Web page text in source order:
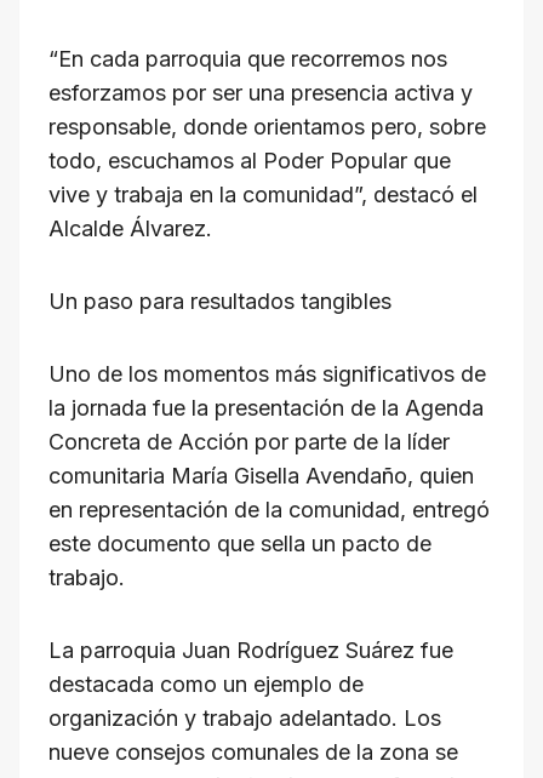
“En cada parroquia que recorremos nos
esforzamos por ser una presencia activa y
responsable, donde orientamos pero, sobre
todo, escuchamos al Poder Popular que
vive y trabaja en la comunidad”, destacó el
Alcalde Álvarez.
Un paso para resultados tangibles
Uno de los momentos más significativos de
la jornada fue la presentación de la Agenda
Concreta de Acción por parte de la líder
comunitaria María Gisella Avendaño, quien
en representación de la comunidad, entregó
este documento que sella un pacto de
trabajo.
La parroquia Juan Rodríguez Suárez fue
destacada como un ejemplo de
organización y trabajo adelantado. Los
nueve consejos comunales de la zona se